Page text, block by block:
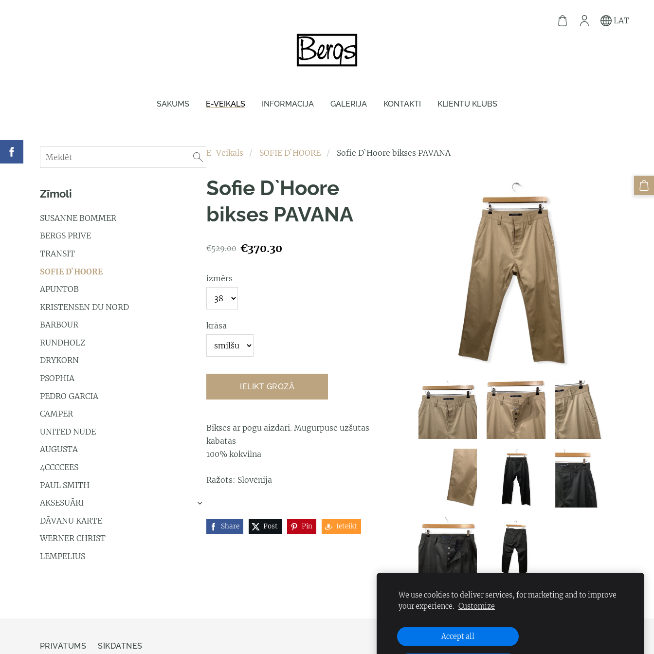
SĀKUMS E-VEIKALS INFORMĀCIJA GALERIJA KONTAKTI KLIENTU KLUBS
LAT
Zīmoli
SUSANNE BOMMER
BERGS PRIVE
TRANSIT
SOFIE D`HOORE
APUNTOB
KRISTENSEN DU NORD
BARBOUR
RUNDHOLZ
DRYKORN
PSOPHIA
PEDRO GARCIA
CAMPER
UNITED NUDE
AUGUSTA
4CCCCEES
PAUL SMITH
AKSESUĀRI
›
DĀVANU KARTE
WERNER CHRIST
LEMPELIUS
E-Veikals SOFIE D`HOORE Sofie D`Hoore bikses PAVANA
Sofie D`Hoore
bikses PAVANA
€529.00 €370.30
izmērs
krāsa
IELIKT GROZĀ
Bikses ar pogu aizdari. Mugurpusē uzšūtas
kabatas
100% kokvilna
Ražots: Slovēnija
Share Post Pin Ieteikt
PRIVĀTUMS SĪKDATNES
We use cookies to deliver services, for marketing and to improve
your experience. Customize
Accept all